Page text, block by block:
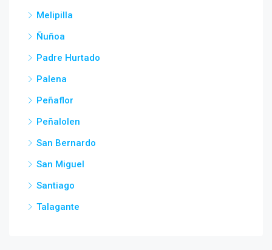
Melipilla
Ñuñoa
Padre Hurtado
Palena
Peñaflor
Peñalolen
San Bernardo
San Miguel
Santiago
Talagante